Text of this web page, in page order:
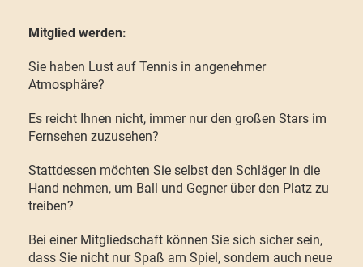
Mitglied werden:
Sie haben Lust auf Tennis in angenehmer
Atmosphäre?
Es reicht Ihnen nicht, immer nur den großen Stars im
Fernsehen zuzusehen?
Stattdessen möchten Sie selbst den Schläger in die
Hand nehmen, um Ball und Gegner über den Platz zu
treiben?
Bei einer Mitgliedschaft können Sie sich sicher sein,
dass Sie nicht nur Spaß am Spiel, sondern auch neue